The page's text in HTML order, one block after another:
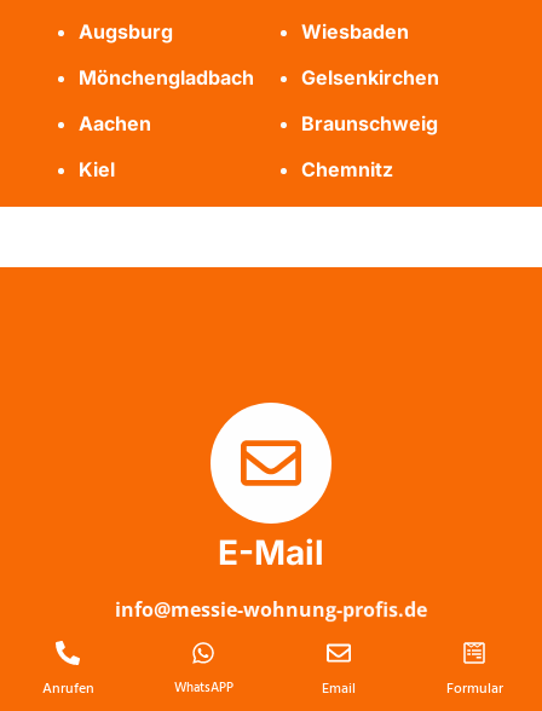
Augsburg
Wiesbaden
Mönchengladbach
Gelsenkirchen
Aachen
Braunschweig
Kiel
Chemnitz
E-Mail
info@messie-wohnung-profis.de
Anrufen WhatsAPP Email Formular